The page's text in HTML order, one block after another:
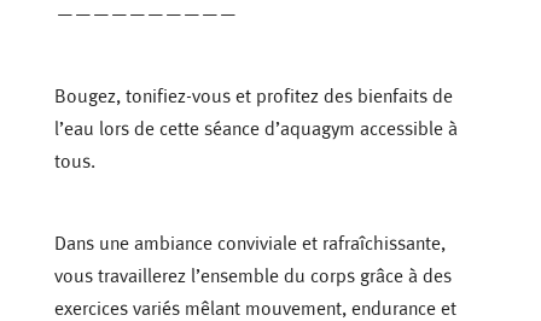
——————————
Bougez, tonifiez-vous et profitez des bienfaits de
l’eau lors de cette séance d’aquagym accessible à
tous.
Dans une ambiance conviviale et rafraîchissante,
vous travaillerez l’ensemble du corps grâce à des
exercices variés mêlant mouvement, endurance et